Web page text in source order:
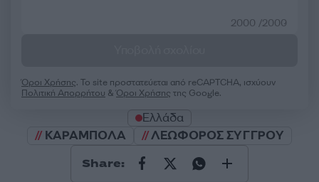
2000 /2000
Όροι Χρήσης. Το site προστατεύεται από reCAPTCHA, ισχύουν
Πολιτική Απορρήτου &Όροι Χρήσης της Google.
Ελλάδα
ΚΑΡΑΜΠΟΛΑ
ΛΕΩΦΟΡΟΣ ΣΥΓΓΡΟΥ
Share: